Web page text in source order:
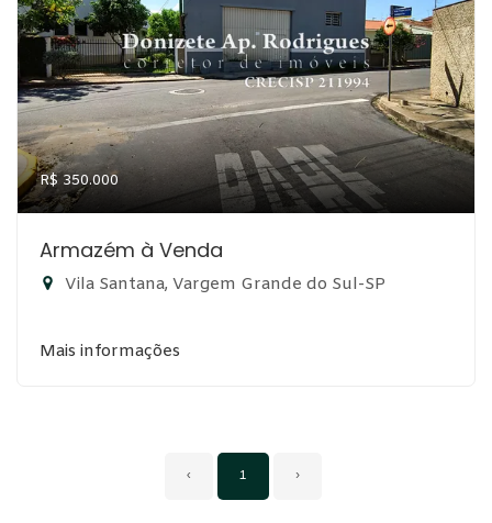
R$ 350.000
Armazém à Venda
Vila Santana, Vargem Grande do Sul-SP
Mais informações
‹ 1 ›